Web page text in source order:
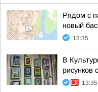
Рядом с
новый
13:35
В
рисунков
13:35